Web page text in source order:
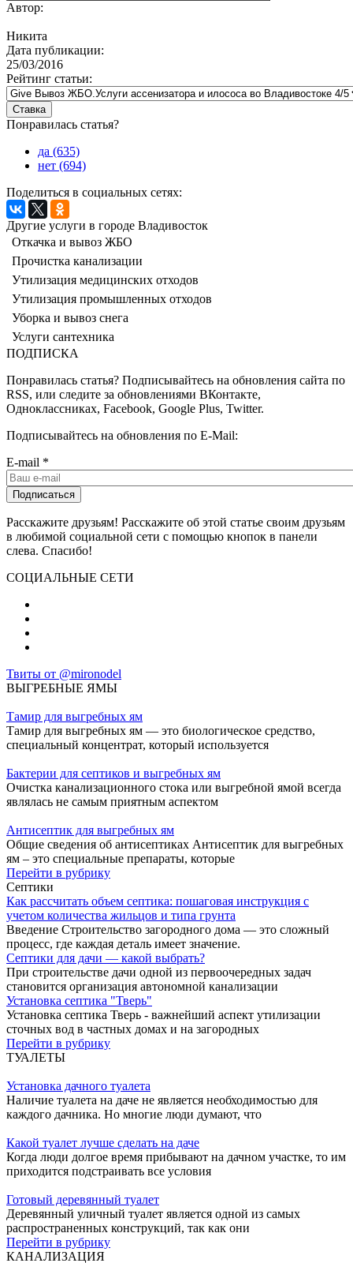
Автор:
Никита
Дата публикации:
25/03/2016
Рейтинг статьи:
Понравилась статья?
да (635)
нет (694)
Поделиться в социальных сетях:
Другие услуги в городе Владивосток
Откачка и вывоз ЖБО
Прочистка канализации
Утилизация медицинских отходов
Утилизация промышленных отходов
Уборка и вывоз снега
Услуги сантехника
ПОДПИСКА
Понравилась статья? Подписывайтесь на обновления сайта по
RSS, или следите за обновлениями ВКонтакте,
Одноклассниках, Facebook, Google Plus, Twitter.
Подписывайтесь на обновления по E-Mail:
E-mail *
Расскажите друзьям! Расскажите об этой статье своим друзьям
в любимой социальной сети с помощью кнопок в панели
слева. Спасибо!
СОЦИАЛЬНЫЕ СЕТИ
Твиты от @mironodel
ВЫГРЕБНЫЕ ЯМЫ
Тамир для выгребных ям
Тамир для выгребных ям — это биологическое средство,
специальный концентрат, который используется
Бактерии для септиков и выгребных ям
Очистка канализационного стока или выгребной ямой всегда
являлась не самым приятным аспектом
Антисептик для выгребных ям
Общие сведения об антисептиках Антисептик для выгребных
ям – это специальные препараты, которые
Перейти в рубрику
Септики
Как рассчитать объем септика: пошаговая инструкция с
учетом количества жильцов и типа грунта
Введение Строительство загородного дома — это сложный
процесс, где каждая деталь имеет значение.
Септики для дачи — какой выбрать?
При строительстве дачи одной из первоочередных задач
становится организация автономной канализации
Установка септика "Тверь"
Установка септика Тверь - важнейший аспект утилизации
сточных вод в частных домах и на загородных
Перейти в рубрику
ТУАЛЕТЫ
Установка дачного туалета
Наличие туалета на даче не является необходимостью для
каждого дачника. Но многие люди думают, что
Какой туалет лучше сделать на даче
Когда люди долгое время прибывают на дачном участке, то им
приходится подстраивать все условия
Готовый деревянный туалет
Деревянный уличный туалет является одной из самых
распространенных конструкций, так как они
Перейти в рубрику
КАНАЛИЗАЦИЯ